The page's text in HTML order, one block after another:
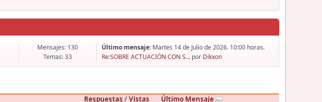
Mensajes: 130
Temas: 33
Último mensaje: Martes 14 de Julio de 2026. 10:00 horas.
Re:SOBRE ACTUACIÓN CON S... por Dikxon
Respuestas /Vistas
Último Mensaje